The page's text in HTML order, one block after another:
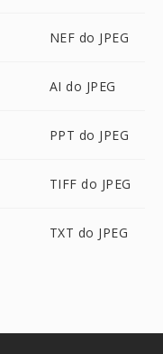
NEF do JPEG
AI do JPEG
PPT do JPEG
TIFF do JPEG
TXT do JPEG